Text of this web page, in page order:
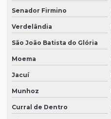
Senador Firmino
Verdelândia
São João Batista do Glória
Moema
Jacuí
Munhoz
Curral de Dentro